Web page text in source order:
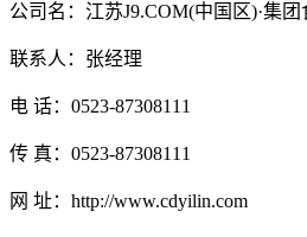
公司名：江苏J9.COM(中国区)·集
联系人：张经理
电 话：0523-87308111
传 真：0523-87308111
网 址：http://www.cdyilin.com